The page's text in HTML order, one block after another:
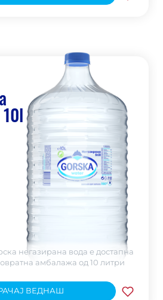
негазирана вода е достапна
амбалажа од 10 литри
ВЕДНАШ